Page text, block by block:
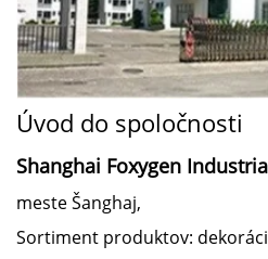
Úvod do spoločnosti
Shanghai Foxygen
meste Šanghaj,
Sortiment produktov: